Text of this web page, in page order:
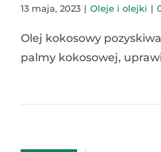
13 maja, 2023 | Oleje i olejki |
Olej kokosowy
palmy kokosowej,